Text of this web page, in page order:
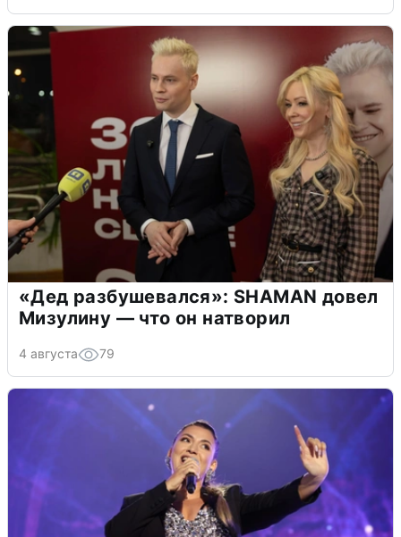
«Дед разбушевался»: SHAMAN довел
Мизулину — что он натворил
4 августа 79